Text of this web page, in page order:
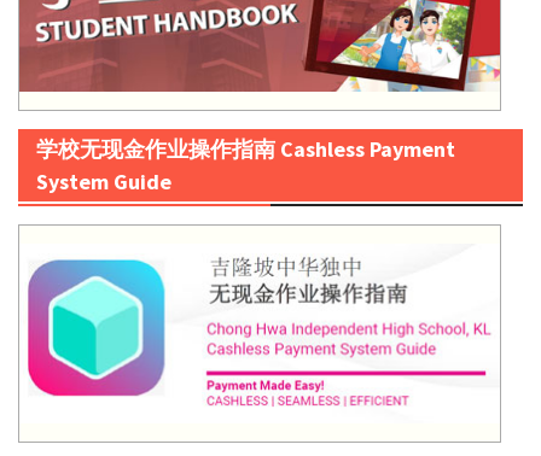
学校无现金作业操作指南 Cashless Payment
System Guide